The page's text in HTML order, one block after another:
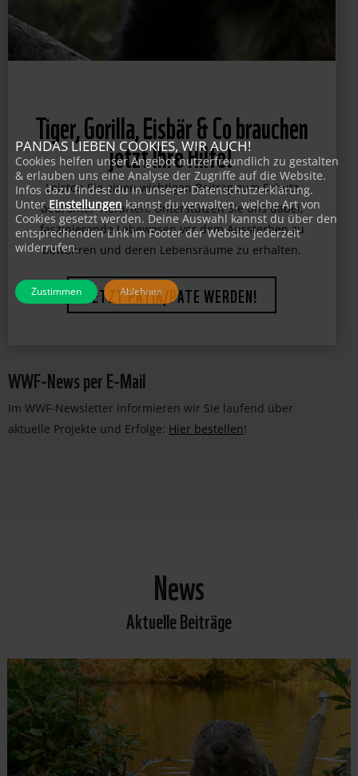
Tiger, Gorilla, Eisbär & Co brauchen
jetzt Ihre Hilfe!
Leisten Sie einen wichtigen Beitrag zum Schutz
bedrohter Tierarten. Unterstützen Sie uns dabei,
faszinierende Lebewesen vor dem Aussterben zu
JETZT PATIN/PATE WERDEN!
WWF-News per E-Mail
Im WWF-Newsletter informieren wir Sie laufend über
aktuelle Projekte und Erfolge: Hier bestellen!
News
Aktuelle Beiträge
PANDAS LIEBEN COOKIES, WIR AUCH!
Cookies helfen unser Angebot nutzerfreundlich zu gestalten
& erlauben uns eine Analyse der Zugriffe auf die Website.
Infos dazu findest du in unserer Datenschutzerklärung.
UnterEinstellungen kannst du verwalten, welche Art von
Cookies gesetzt werden. Deine Auswahl kannst du über den
entsprechenden Link im Footer der Website jederzeit
widerrufen.
Zustimmen Ablehnen